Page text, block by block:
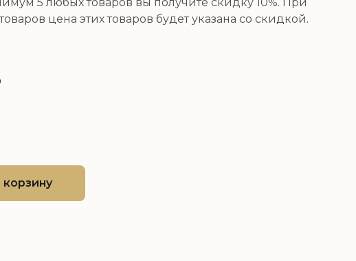
цена этих товаров будет указана со скидкой.